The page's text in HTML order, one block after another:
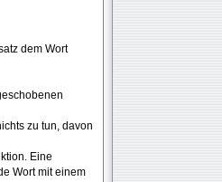
dem Wort
zu tun, davon
Eine
Wort mit einem